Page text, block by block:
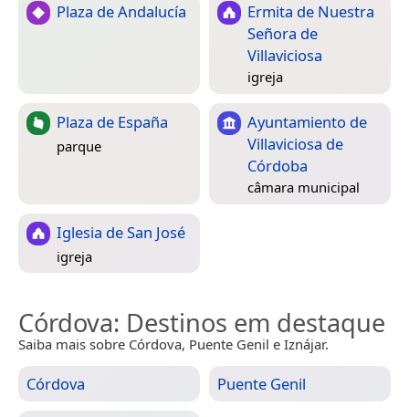
Plaza de Andalucía
Ermita de Nuestra
Señora de
Villaviciosa
igreja
Plaza de España
parque
Ayuntamiento de
Villaviciosa de
Córdoba
câmara municipal
Iglesia de San José
igreja
Córdova: Destinos em destaque
Saiba mais sobre Córdova, Puente Genil e Iznájar.
Córdova Puente Genil